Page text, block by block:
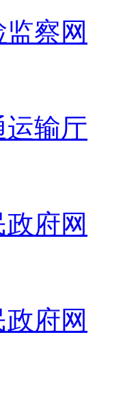
察网
输厅
府网
府网